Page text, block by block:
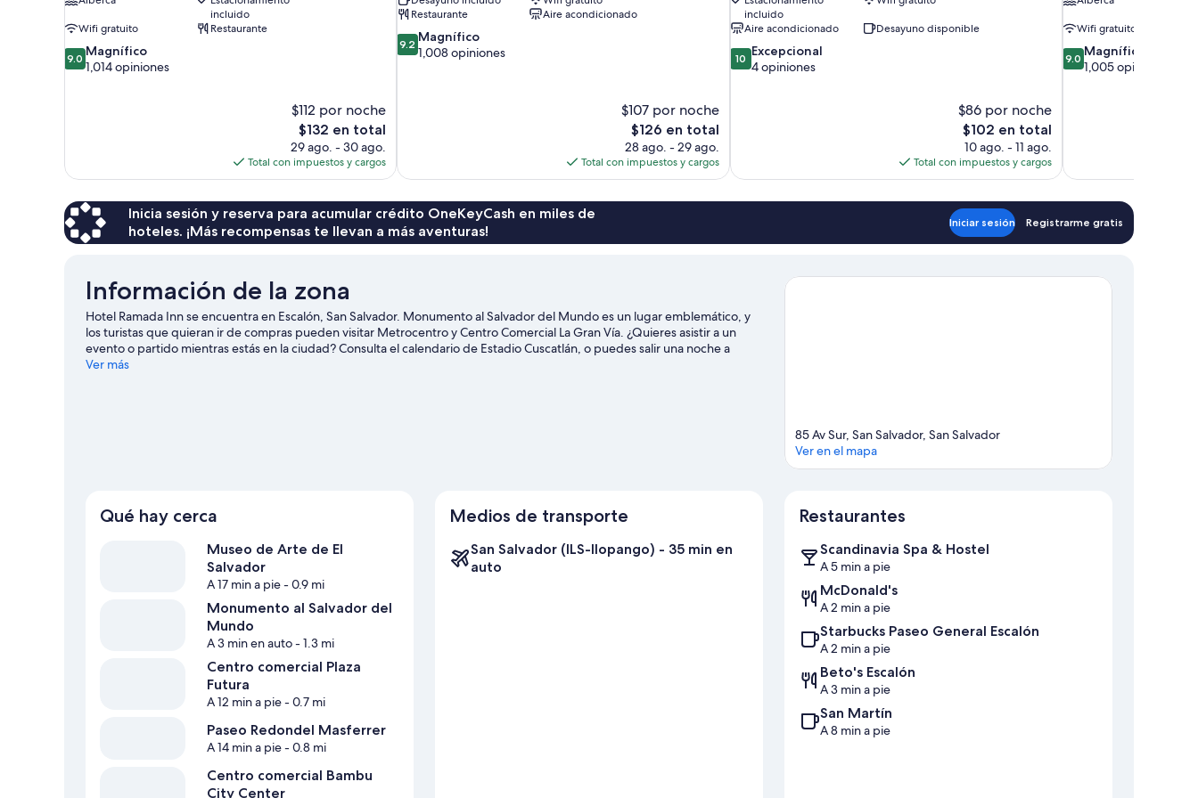
incluido
Wifi gratuito
Restaurante
9.0
de
9.0 Magnífico
1,014 opiniones
$112 por noche
El
precio
actual
es
$132
$132 en total
29 ago. - 30 ago.
Total con impuestos y cargos
Restaurante
Aire acondicionado
9.2
de
9.2 Magnífico
1,008 opiniones
$107 por noche
El
precio
actual
es
$126 en total
28 ago. - 29 ago.
Total con impuestos y cargos
incluido
Aire acondicionado
Desayuno disponible
10.0
de
10 Excepcional
4 opiniones
$86 por noche
El
precio
actual
es
$102
$102 en total
10 ago. - 11 ago.
Total con impuestos y cargos
Wifi gratuito
9.0
de
9.0 Magnífico
1,005 opiniones
Inicia sesión y reserva para acumular crédito OneKeyCash en miles de
hoteles. ¡Más recompensas te llevan a más aventuras!
Iniciar sesión Registrarme gratis
Información de la zona
Hotel Ramada Inn se encuentra en Escalón, San Salvador. Monumento al Salvador del Mundo es un lugar emblemático, y
los turistas que quieran ir de compras pueden visitar Metrocentro y Centro Comercial La Gran Vía. ¿Quieres asistir a un
evento o partido mientras estás en la ciudad? Consulta el calendario de Estadio Cuscatlán, o puedes salir una noche a
Salamanca Events El Salvador.
Ver más
85 Av Sur, San Salvador, San Salvador
Ver en el mapa
Qué hay cerca
Museo de Arte de El
Salvador
A 17 min a pie- 0.9 mi
Monumento al Salvador del
Mundo
A 3 min en auto- 1.3 mi
Centro comercial Plaza
Futura
A 12 min a pie- 0.7 mi
Paseo Redondel Masferrer
A 14 min a pie- 0.8 mi
Centro comercial Bambu
City Center
Medios de transporte
San Salvador (ILS-Ilopango) - 35 min en
auto
Restaurantes
Scandinavia Spa & Hostel
A 5 min a pie
McDonald's
A 2 min a pie
Starbucks Paseo General Escalón
A 2 min a pie
Beto's Escalón
A 3 min a pie
San Martín
A 8 min a pie